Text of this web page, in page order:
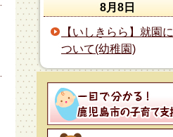
8月8日
【いしきらら】就園に
ついて(幼稚園)